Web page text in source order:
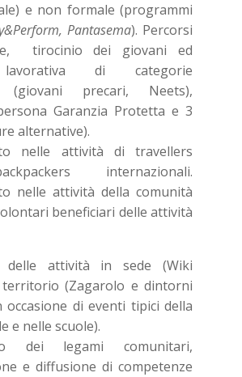
e non formale (programmi
Pantasema). Percorsi
tirocinio dei giovani ed
lavorativa di categorie
(giovani precari, Neets),
Garanzia Protetta e 3
alternative).
nelle attività di travellers
internazionali.
nelle attività della comunità
beneficiari delle attività
delle attività in sede (Wiki
(Zagarolo e dintorni
di eventi tipici della
e nelle scuole).
dei legami comunitari,
e diffusione di competenze